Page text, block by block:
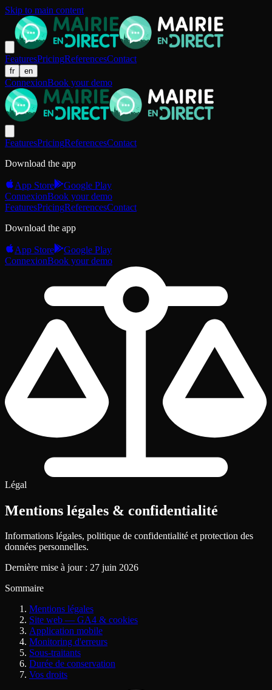
Skip to main content
FeaturesPricingReferencesContact
fr en
ConnexionBook your demo
FeaturesPricingReferencesContact
Download the app
App Store
Google Play
ConnexionBook your demo
FeaturesPricingReferencesContact
Download the app
App Store
Google Play
ConnexionBook your demo
Légal
Mentions légales & confidentialité
Informations légales, politique de confidentialité et protection des
données personnelles.
Dernière mise à jour : 27 juin 2026
Sommaire
Mentions légales
Site web — GA4 & cookies
Application mobile
Monitoring d'erreurs
Sous-traitants
Durée de conservation
Vos droits